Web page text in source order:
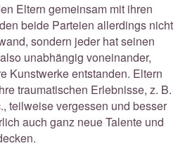
Eltern gemeinsam mit ihren
beide Parteien allerdings nicht
sondern jeder hat seinen
unabhängig voneinander,
Kunstwerke entstanden. Eltern
traumatischen Erlebnisse, z. B.
teilweise vergessen und besser
auch ganz neue Talente und